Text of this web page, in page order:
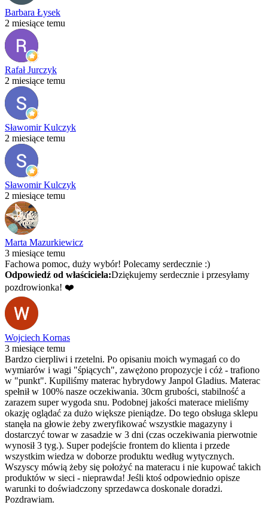
Barbara Łysek
2 miesiące temu
Rafał Jurczyk
2 miesiące temu
Sławomir Kulczyk
2 miesiące temu
Sławomir Kulczyk
2 miesiące temu
Marta Mazurkiewicz
3 miesiące temu
Fachowa pomoc, duży wybór! Polecamy serdecznie :)
Odpowiedź od właściciela:Dziękujemy serdecznie i przesyłamy
pozdrowionka! ❤️
Wojciech Kornas
3 miesiące temu
Bardzo cierpliwi i rzetelni. Po opisaniu moich wymagań co do
wymiarów i wagi "śpiących", zawężono propozycje i cóż - trafiono
w "punkt". Kupiliśmy materac hybrydowy Janpol Gladius. Materac
spełnił w 100% nasze oczekiwania. 30cm grubości, stabilność a
zarazem super wygoda snu. Podobnej jakości materace mieliśmy
okazję oglądać za dużo większe pieniądze. Do tego obsługa sklepu
stanęła na głowie żeby zweryfikować wszystkie magazyny i
dostarczyć towar w zasadzie w 3 dni (czas oczekiwania pierwotnie
wynosił 3 tyg.). Super podejście frontem do klienta i przede
wszystkim wiedza w doborze produktu według wytycznych.
Wszyscy mówią żeby się położyć na materacu i nie kupować takich
produktów w sieci - nieprawda! Jeśli ktoś odpowiednio opisze
warunki to doświadczony sprzedawca doskonale doradzi.
Pozdrawiam.